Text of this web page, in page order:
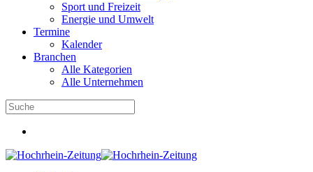
Sport und Freizeit
Energie und Umwelt
Termine
Kalender
Branchen
Alle Kategorien
Alle Unternehmen